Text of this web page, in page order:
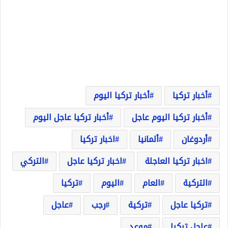
أخبار تركيا
أخبار تركيا اليوم
أخبار تركيا اليوم عاجل
أخبار تركيا عاجل اليوم
أردوغان
ألمانيا
اخبار تركيا
اخبار تركيا العاجلة
اخبار تركيا عاجل
التركي
التركية
العام اليوم
تركيا
تركيا عاجل
تركية رجب
عاجل